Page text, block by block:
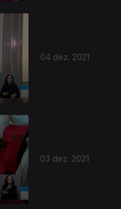
04 dez. 2021
03 dez. 2021